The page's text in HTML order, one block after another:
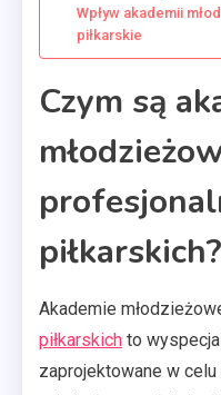
Wpływ akademii
piłkarskie
Czym są
piłkarskich?
Akademie
piłkarskich to
zaprojektowane w